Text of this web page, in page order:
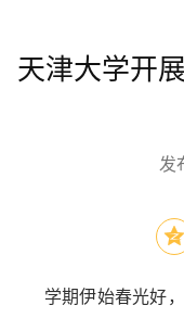
天津大学开
发
学期伊始春光好